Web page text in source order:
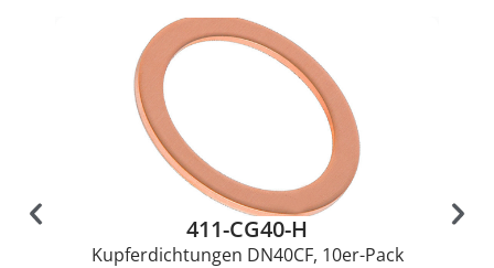
411-CG40-H
Kupferdichtungen DN40CF, 10er-Pack